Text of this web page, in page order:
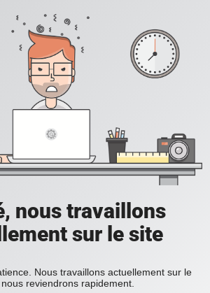
nous travaillons
sur le site
Nous travaillons actuellement sur le
reviendrons rapidement.